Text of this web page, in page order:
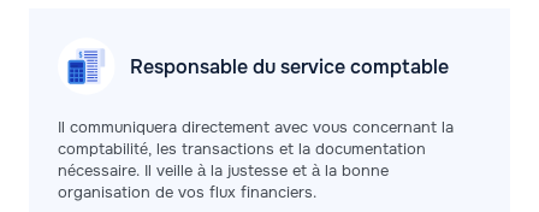
Responsable du servicecomptable
Il communiquera directement avec vous concernant la
comptabilité, les transactions et la documentation
nécessaire. Il veille à la justesse et à la bonne
organisation de vos flux financiers.